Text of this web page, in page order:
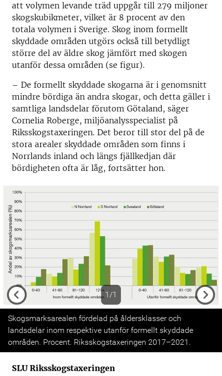
att volymen levande träd uppgår till 279 miljoner
skogskubikmeter, vilket är 8 procent av den
totala volymen i Sverige. Skog inom formellt
skyddade områden utgörs också till betydligt
större del av äldre skog jämfört med skogen
utanför dessa områden (se figur).
– De formellt skyddade skogarna är i genomsnitt
mindre bördiga än andra skogar, och detta gäller i
samtliga landsdelar förutom Götaland, säger
Cornelia Roberge, miljöanalysspecialist på
Riksskogstaxeringen. Det beror till stor del på de
stora arealer skyddade områden som finns i
Norrlands inland och längs fjällkedjan där
bördigheten ofta är låg, fortsätter hon.
1/1
Previous
Skogsmarksarealen fördelad på åldersklasser och
landsdelar inom respektive utanför formellt skyddade
områden. Procent. Riksskogstaxeringen 2017–2021.
SLU Riksskogstaxeringen